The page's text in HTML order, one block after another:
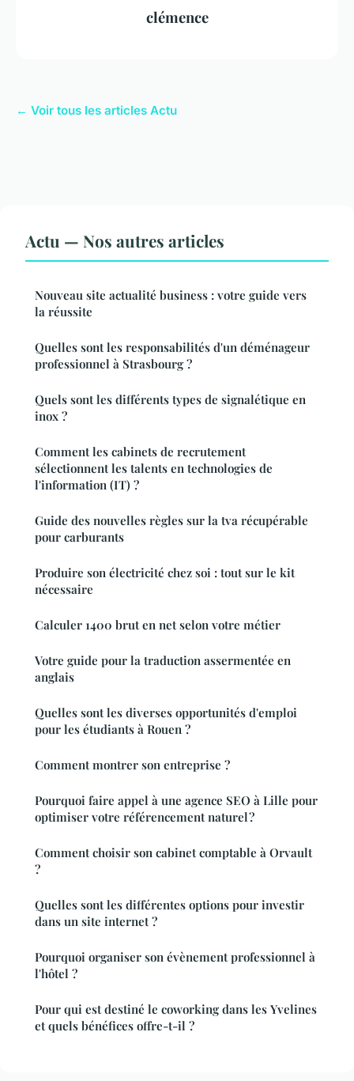
clémence
← Voir tous les articles Actu
Actu — Nos autres articles
Nouveau site actualité business : votre guide vers
la réussite
Quelles sont les responsabilités d'un déménageur
professionnel à Strasbourg ?
Quels sont les différents types de signalétique en
inox ?
Comment les cabinets de recrutement
sélectionnent les talents en technologies de
l'information (IT) ?
Guide des nouvelles règles sur la tva récupérable
pour carburants
Produire son électricité chez soi : tout sur le kit
nécessaire
Calculer 1400 brut en net selon votre métier
Votre guide pour la traduction assermentée en
anglais
Quelles sont les diverses opportunités d'emploi
pour les étudiants à Rouen ?
Comment montrer son entreprise ?
Pourquoi faire appel à une agence SEO à Lille pour
optimiser votre référencement naturel ?
Comment choisir son cabinet comptable à Orvault
?
Quelles sont les différentes options pour investir
dans un site internet ?
Pourquoi organiser son évènement professionnel à
l'hôtel ?
Pour qui est destiné le coworking dans les Yvelines
et quels bénéfices offre-t-il ?